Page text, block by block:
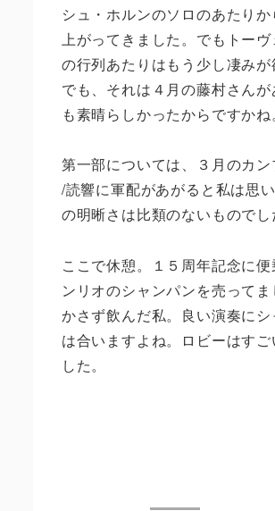
シュ・ホルンのソロのあたり
上がってきました。でもトー
の行列あたりはもう少し凄みが
でも、それは４月の藤村さんが
も素晴らしかったからですかね
第一部については、３月のカン
/読響に軍配があがると私は思
の明晰さは比類のないものでし
ここで休憩。１５周年記念に
ンリオのシャンパンを売って
かさず飲んだ私。良い演奏にシ
は合いますよね。ロビーはす
した。